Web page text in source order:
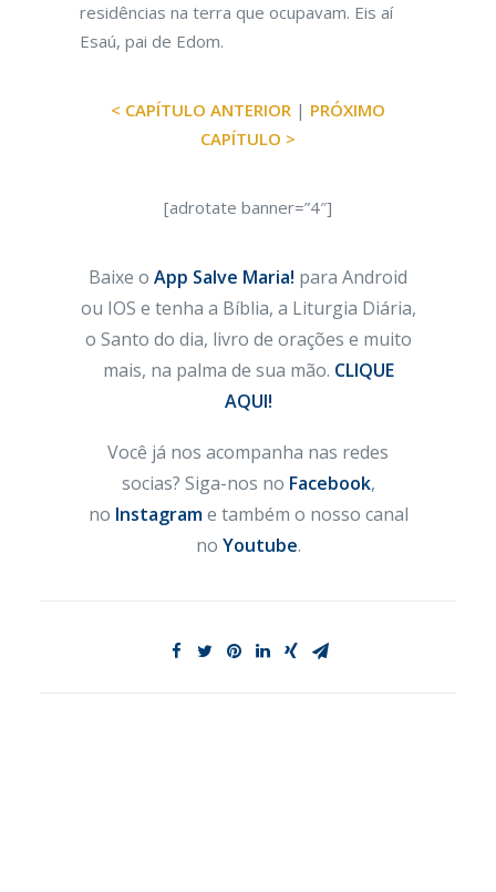
residências na terra que ocupavam. Eis aí
Esaú, pai de Edom.
< CAPÍTULO ANTERIOR | PRÓXIMO
CAPÍTULO >
[adrotate banner=”4″]
Baixe o App Salve Maria! para Android
ou IOS e tenha a Bíblia, a Liturgia Diária,
o Santo do dia, livro de orações e muito
mais, na palma de sua mão. CLIQUE
AQUI!
Você já nos acompanha nas redes
socias? Siga-nos no Facebook,
no Instagrame também o nosso canal
no Youtube.